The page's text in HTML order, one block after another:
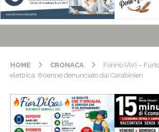
HOME CRONACA
Forino (AV) –
elettrica: 60enne denunciato dai Carabinieri